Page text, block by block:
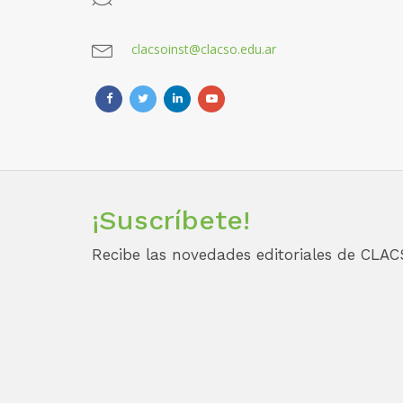
clacsoinst@clacso.edu.ar
¡Suscríbete!
Recibe las novedades editoriales de